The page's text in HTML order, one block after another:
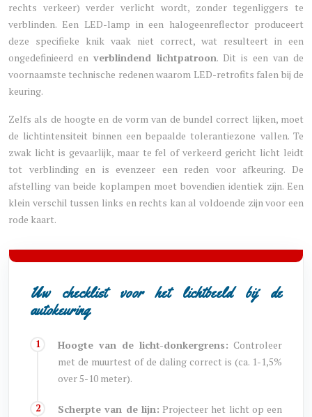
rechts verkeer) verder verlicht wordt, zonder tegenliggers te
verblinden. Een LED-lamp in een halogeenreflector produceert
deze specifieke knik vaak niet correct, wat resulteert in een
ongedefinieerd en verblindend lichtpatroon. Dit is een van de
voornaamste technische redenen waarom LED-retrofits falen bij de
keuring.
Zelfs als de hoogte en de vorm van de bundel correct lijken, moet
de lichtintensiteit binnen een bepaalde tolerantiezone vallen. Te
zwak licht is gevaarlijk, maar te fel of verkeerd gericht licht leidt
tot verblinding en is evenzeer een reden voor afkeuring. De
afstelling van beide koplampen moet bovendien identiek zijn. Een
klein verschil tussen links en rechts kan al voldoende zijn voor een
rode kaart.
Uw checklist voor het lichtbeeld bij de
autokeuring
Hoogte van de licht-donkergrens: Controleer
met de muurtest of de daling correct is (ca. 1-1,5%
over 5-10 meter).
Scherpte van de lijn: Projecteer het licht op een